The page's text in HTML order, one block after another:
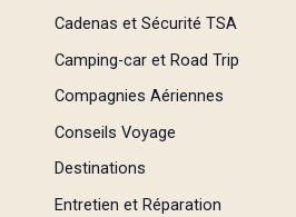
Cadenas et Sécurité TSA
Camping-car et Road Trip
Compagnies Aériennes
Conseils Voyage
Destinations
Entretien et Réparation